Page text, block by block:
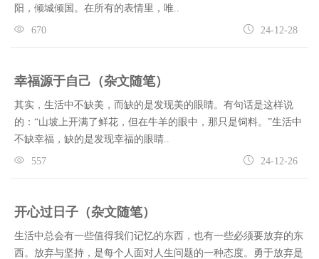
阳，倾城倾国。在所有的表情里，唯..
670 24-12-28
幸福源于自己（杂文随笔）
其实，生活中不缺美，而缺的是发现美的眼睛。有句话是这样说
的：“山坡上开满了鲜花，但在牛羊的眼中，那只是饲料。”生活中
不缺幸福，缺的是发现幸福的眼睛..
557 24-12-26
开心过日子（杂文随笔）
生活中总会有一些值得我们记忆的东西，也有一些必须要放弃的东
西。放弃与坚持，是每个人面对人生问题的一种态度。勇于放弃是